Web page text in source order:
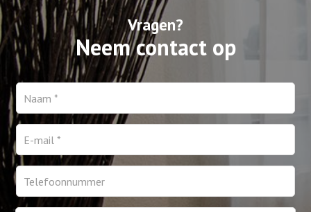
Vragen?
Neem contact op